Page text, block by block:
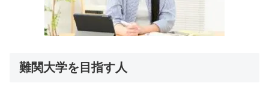
難関大学を目指す人